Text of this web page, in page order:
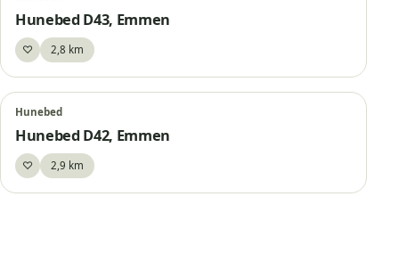
Hunebed D43, Emmen
♡Bewaar2,8 km
Hunebed
Hunebed D42, Emmen
♡Bewaar2,9 km